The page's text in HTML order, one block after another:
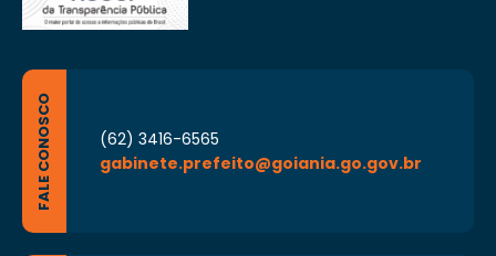
FALE CONOSCO
(62) 3416-6565
gabinete.prefeito@goiania.go.gov.br